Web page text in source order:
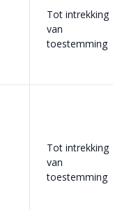
Tot intrekking
van
toestemming
Tot intrekking
van
toestemming